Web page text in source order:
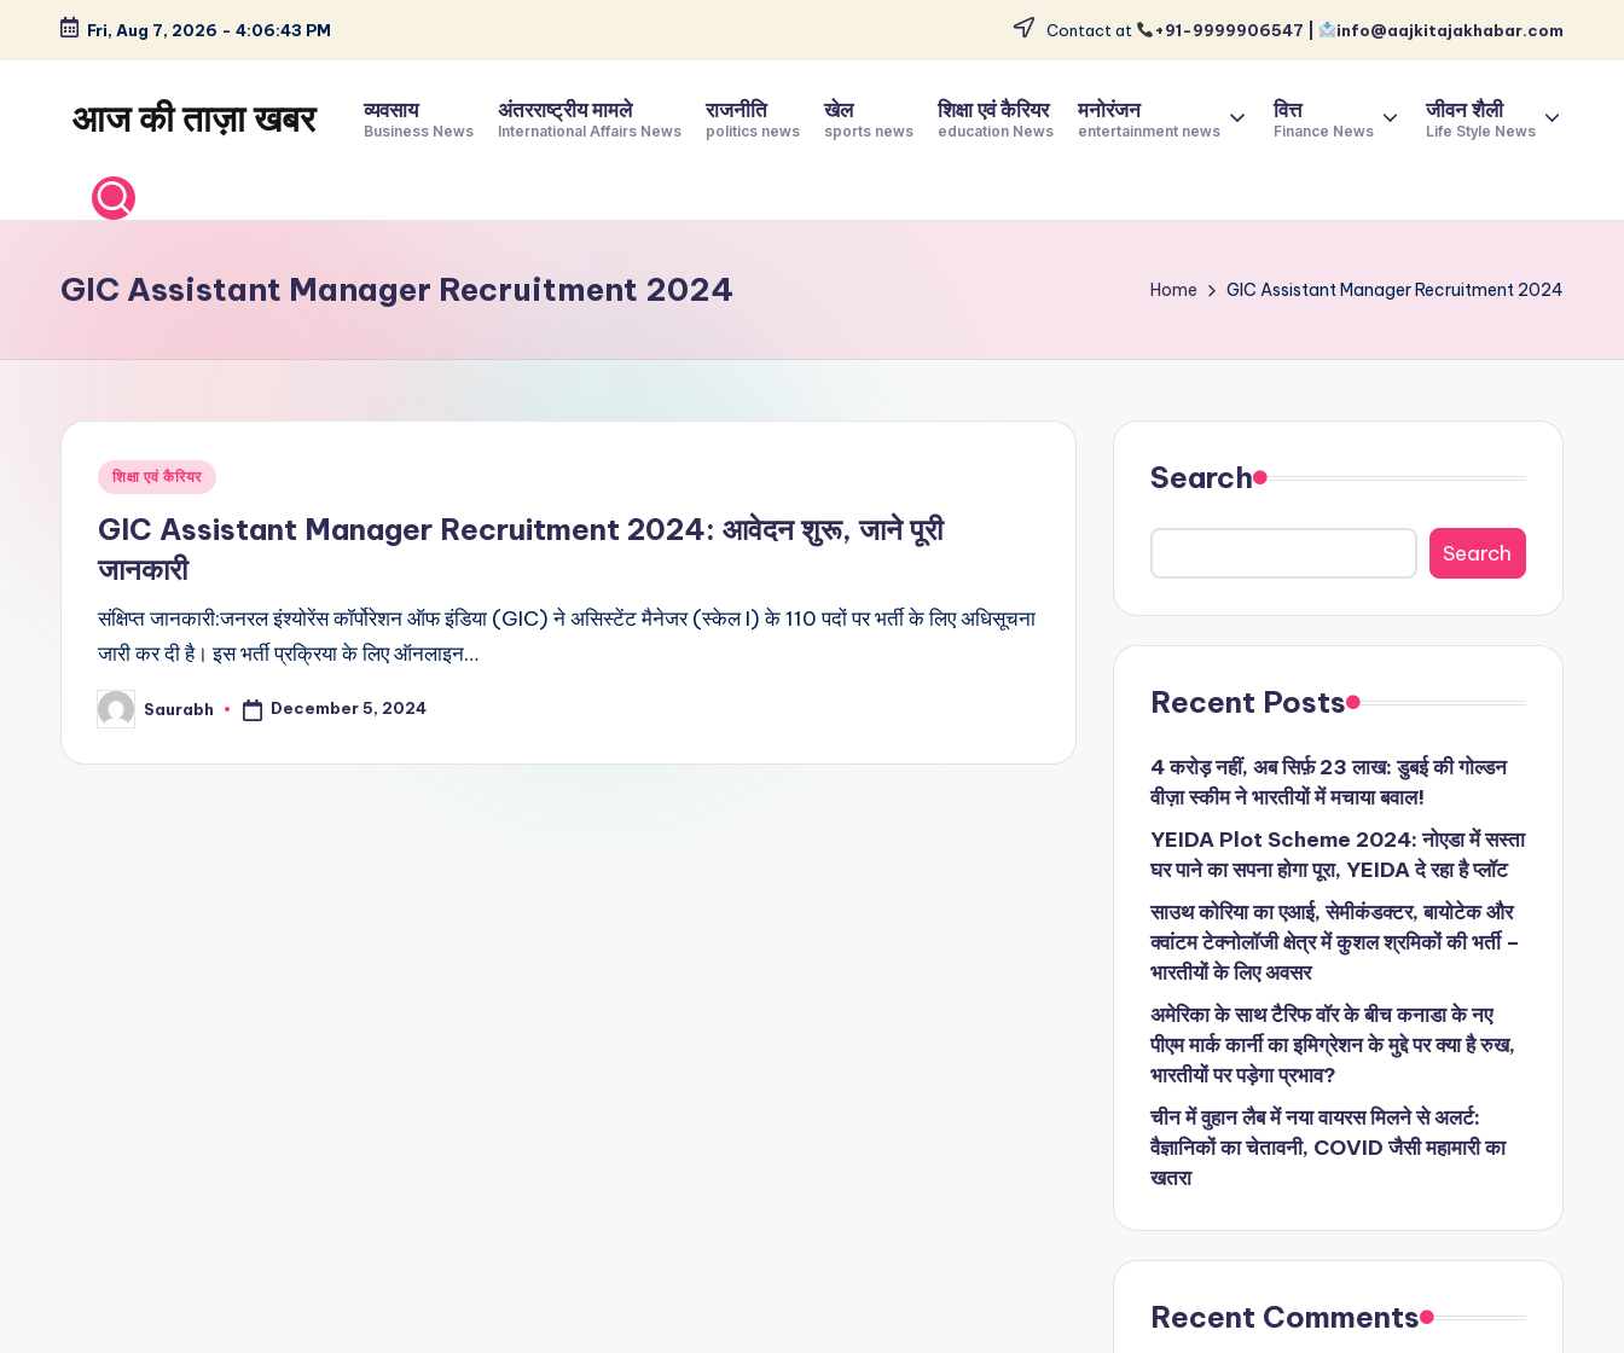
Skip
content
Fri, Aug 7, 2026 - 4:06:44 PM Contact at +91-9999906547 | info@aajkitajakhabar.com
आज की ताज़ा खबर
–
और
विश्व
व्यवसाय
Business News
अंतरराष्ट्रीय मामले
International Affairs News
राजनीति
politics news
खेल
sports news
शिक्षा एवं कैरियर
education News
मनोरंजन
entertainment news
वित्त
Finance News
जीवन शैली
Life Style News
GIC Assistant Manager Recruitment 2024 Home GIC Assistant Manager Recruitment 2024
Posted
शिक्षा एवं कैरियर
GIC Assistant Manager Recruitment 2024: आवेदन शुरू, जाने पूरी
जानकारी
संक्षिप्त जानकारी:जनरल इंश्योरेंस कॉर्पोरेशन ऑफ इंडिया (GIC) ने असिस्टेंट मैनेजर (स्केल I) के 110 पदों पर भर्ती के लिए अधिसूचना
जारी कर दी है। इस भर्ती प्रक्रिया के लिए ऑनलाइन…
Posted
by
Saurabh December 5, 2024
Search
Search
Recent Posts
4 करोड़ नहीं, अब सिर्फ़ 23 लाख: डुबई की गोल्डन
वीज़ा स्कीम ने भारतीयों में मचाया बवाल!
YEIDA Plot Scheme 2024: नोएडा में सस्ता
घर पाने का सपना होगा पूरा, YEIDA दे रहा है प्लॉट
साउथ कोरिया का एआई, सेमीकंडक्टर, बायोटेक और
क्वांटम टेक्नोलॉजी क्षेत्र में कुशल श्रमिकों की भर्ती –
भारतीयों के लिए अवसर
अमेरिका के साथ टैरिफ वॉर के बीच कनाडा के नए
पीएम मार्क कार्नी का इमिग्रेशन के मुद्दे पर क्या है रुख,
भारतीयों पर पड़ेगा प्रभाव?
चीन में वुहान लैब में नया वायरस मिलने से अलर्ट:
वैज्ञानिकों का चेतावनी, COVID जैसी महामारी का
खतरा
Recent Comments